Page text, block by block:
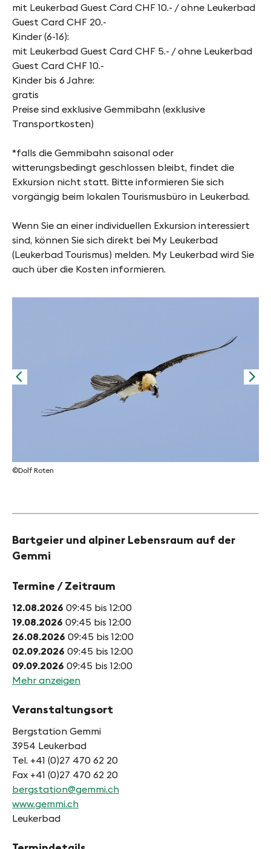
©Dolf Roten
mit Leukerbad Guest Card CHF 10.- / ohne Leukerbad
Guest Card CHF 20.-
Kinder (6-16):
mit Leukerbad Guest Card CHF 5.- / ohne Leukerbad
Guest Card CHF 10.-
Kinder bis 6 Jahre:
gratis
Preise sind exklusive Gemmibahn (exklusive
Transportkosten)
*falls die Gemmibahn saisonal oder
witterungsbedingt geschlossen bleibt, findet die
Exkursion nicht statt. Bitte informieren Sie sich
vorgängig beim lokalen Tourismusbüro in Leukerbad.
Wenn Sie an einer individuellen Exkursion interessiert
sind, können Sie sich direkt bei My Leukerbad
(Leukerbad Tourismus) melden. My Leukerbad wird Sie
auch über die Kosten informieren.
Bartgeier und alpiner Lebensraum auf der
Gemmi
Termine / Zeitraum
12.08.2026 09:45 bis 12:00
19.08.2026 09:45 bis 12:00
26.08.2026 09:45 bis 12:00
02.09.2026 09:45 bis 12:00
09.09.2026 09:45 bis 12:00
Mehr anzeigen
Veranstaltungsort
Bergstation Gemmi
3954 Leukerbad
Tel. +41 (0)27 470 62 20
Fax +41 (0)27 470 62 20
bergstation@gemmi.ch
www.gemmi.ch
Leukerbad